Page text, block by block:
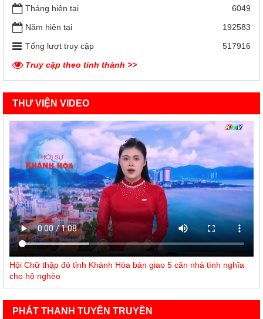
Tháng hiện tại
6049
Năm hiện tại
192583
Tổng lượt truy cập
517916
Truy cập theo tỉnh thành >>
THƯ VIỆN VIDEO
Hội Chữ thập đỏ tỉnh Khánh Hòa bàn giao 5 căn nhà tình nghĩa
cho hộ nghèo
PHÁT THANH TUYÊN TRUYỀN